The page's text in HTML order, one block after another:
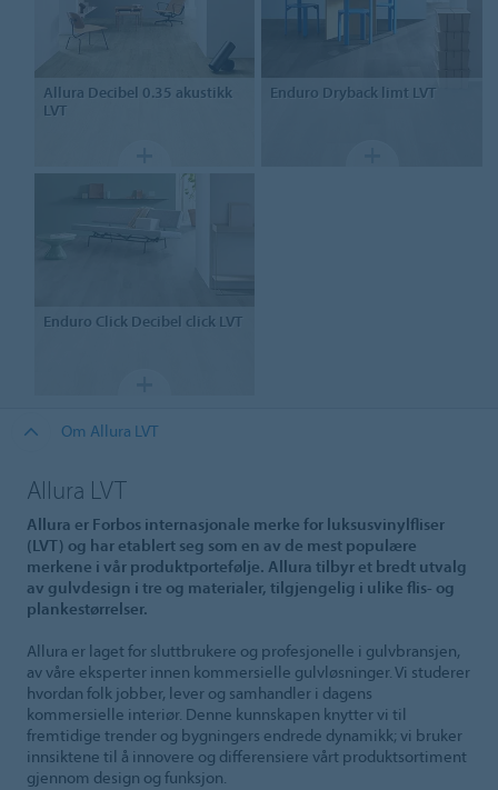
Allura Decibel 0.35 akustikk
LVT
Enduro Dryback limt LVT
Enduro Click Decibel click LVT
Om Allura LVT
Allura LVT
Allura er Forbos internasjonale merke for luksusvinylfliser
(LVT) og har etablert seg som en av de mest populære
merkene i vår produktportefølje. Allura tilbyr et bredt utvalg
av gulvdesign i tre og materialer, tilgjengelig i ulike flis- og
plankestørrelser.
Allura er laget for sluttbrukere og profesjonelle i gulvbransjen,
av våre eksperter innen kommersielle gulvløsninger. Vi studerer
hvordan folk jobber, lever og samhandler i dagens
kommersielle interiør. Denne kunnskapen knytter vi til
fremtidige trender og bygningers endrede dynamikk; vi bruker
innsiktene til å innovere og differensiere vårt produktsortiment
gjennom design og funksjon.